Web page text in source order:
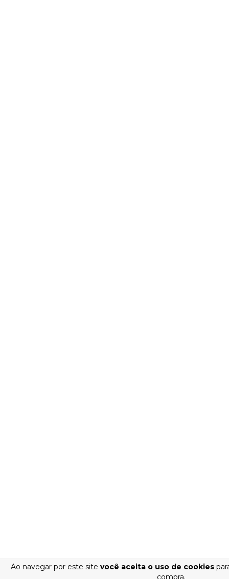
Ao navegar por este site você aceita o uso de cookies
compra.